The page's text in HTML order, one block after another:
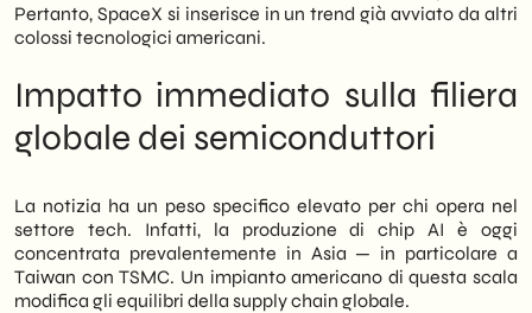
Noi diSHM Studiomonitoriamo
costantemente l’evoluzione del mercato AI
e delle sue infrastrutture. In questo articolo
analizziamo cosa cambia, quali sono le
implicazioni operative e come le aziende
italiane possono posizionarsi in modo
consapevole rispetto a questa
Pertanto, SpaceX si inserisce in un trend già avviato da altri
colossi tecnologici americani.
Impatto immediato sulla filiera
globale dei semiconduttori
La notizia ha un peso specifico elevato per chi opera nel
settore tech. Infatti, la produzione di chip AI è oggi
concentrata prevalentemente in Asia — in particolare a
Taiwan con TSMC. Un impianto americano di questa scala
modifica gli equilibri della supply chain globale.